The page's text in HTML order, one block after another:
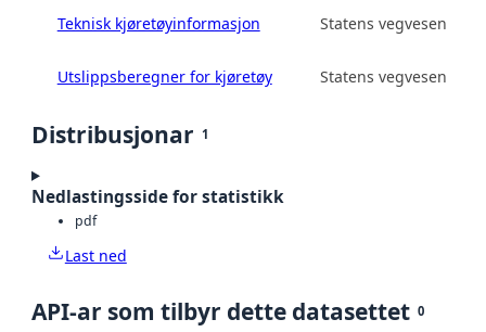
Teknisk kjøretøyinformasjon Statens vegvesen
Utslippsberegner for kjøretøy Statens vegvesen
Distribusjonar 1
Nedlastingsside for statistikk
pdf
Last ned
API-ar som tilbyr dette datasettet 0